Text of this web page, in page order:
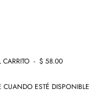
- $ 58.00
ESTÉ DISPONIBLE